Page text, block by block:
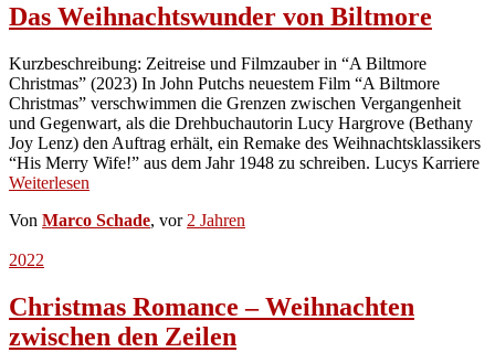
Das Weihnachtswunder von Biltmore
Kurzbeschreibung: Zeitreise und Filmzauber in “A Biltmore
Christmas” (2023) In John Putchs neuestem Film “A Biltmore
Christmas” verschwimmen die Grenzen zwischen Vergangenheit
und Gegenwart, als die Drehbuchautorin Lucy Hargrove (Bethany
Joy Lenz) den Auftrag erhält, ein Remake des Weihnachtsklassikers
“His Merry Wife!” aus dem Jahr 1948 zu schreiben. Lucys Karriere
Weiterlesen
Von Marco Schade, vor 2 Jahren
2022
Christmas Romance – Weihnachten
zwischen den Zeilen